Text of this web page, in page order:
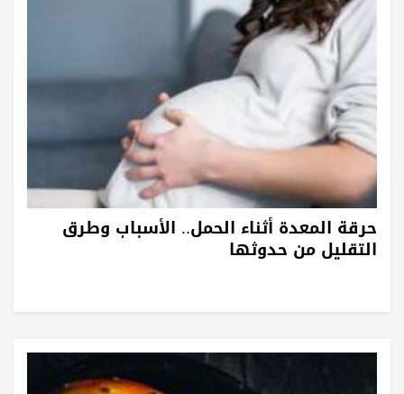
حرقة المعدة أثناء الحمل.. الأسباب وطرق
التقليل من حدوثها